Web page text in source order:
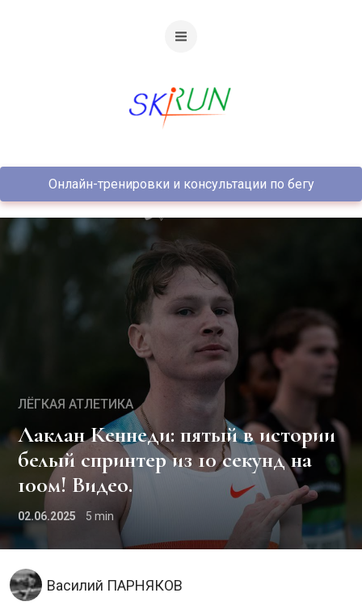
Онлайн-тренировки и консультации по бегу
ЛЁГКАЯ АТЛЕТИКА
Лаклан Кеннеди: пятый в истории
белый спринтер из 10 секунд на
100м! Видео.
02.06.2025 5
Василий ПАРНЯКОВ